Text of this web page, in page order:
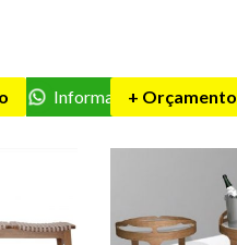
Informações+ Orçamento